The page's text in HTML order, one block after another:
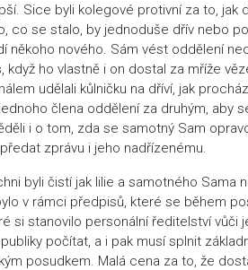
Sice byli kolegové protivní za to, jak
co se stalo, by jednoduše dřív nebo
někoho nového. Sám vést oddělení
ho vlastně i on dostal za mříže
udělali kůlničku na dříví, jak
člena oddělení za druhým, aby
i o tom, zda se samotný Sam
zprávu i jeho nadřízenému.
byli čistí jak lilie a samotného
v rámci předpisů, které se během
si stanovilo personální ředitelství vůči
počítat, a i pak musí splnit
posudkem. Malá cena za to, že